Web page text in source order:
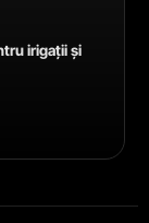
irigații și